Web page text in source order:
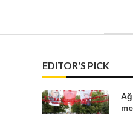
EDITOR'S PICK